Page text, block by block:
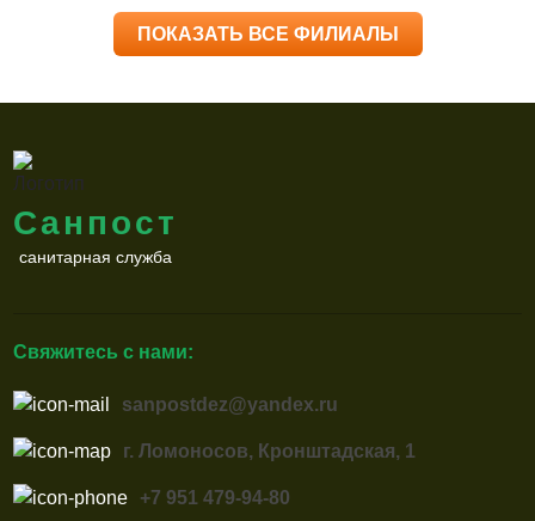
ПОКАЗАТЬ ВСЕ ФИЛИАЛЫ
Санпост
санитарная служба
Свяжитесь с нами:
sanpostdez@yandex.ru
г. Ломоносов, Кронштадская, 1
+7 951 479-94-80